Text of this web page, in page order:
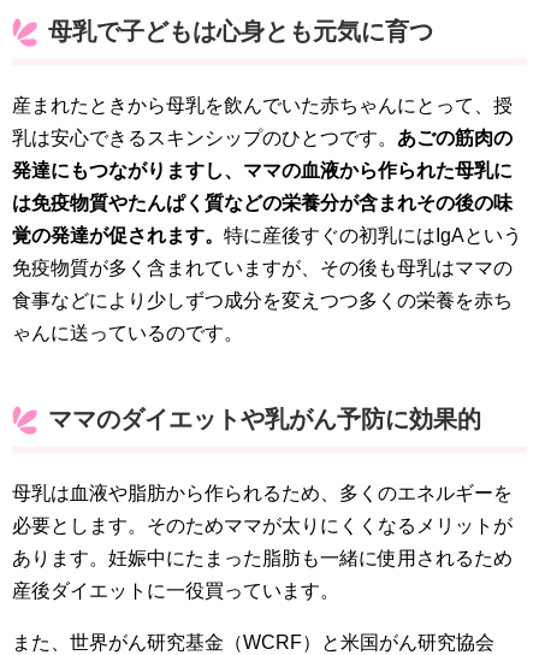
母乳で子どもは心身とも元気に育つ
産まれたときから母乳を飲んでいた赤ちゃんにとって、授
乳は安心できるスキンシップのひとつです。 あごの筋肉の
発達にもつながりますし、ママの血液から作られた母乳に
は免疫物質やたんぱく質などの栄養分が含まれその後の味
覚の発達が促されます。 特に産後すぐの初乳にはIgAという
免疫物質が多く含まれていますが、その後も母乳はママの
食事などにより少しずつ成分を変えつつ多くの栄養を赤ち
ゃんに送っているのです。
ママのダイエットや乳がん予防に効果的
母乳は血液や脂肪から作られるため、多くのエネルギーを
必要とします。そのためママが太りにくくなるメリットが
あります。妊娠中にたまった脂肪も一緒に使用されるため
産後ダイエットに一役買っています。
また、世界がん研究基金（WCRF）と米国がん研究協会